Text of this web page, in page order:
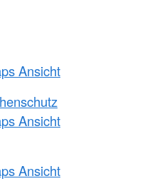
Ansicht
Ansicht
Ansicht